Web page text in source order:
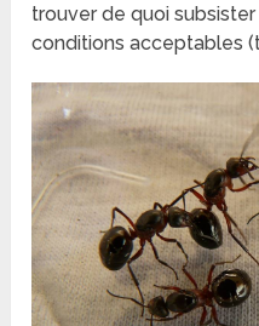
trouver de quoi
conditions acceptables